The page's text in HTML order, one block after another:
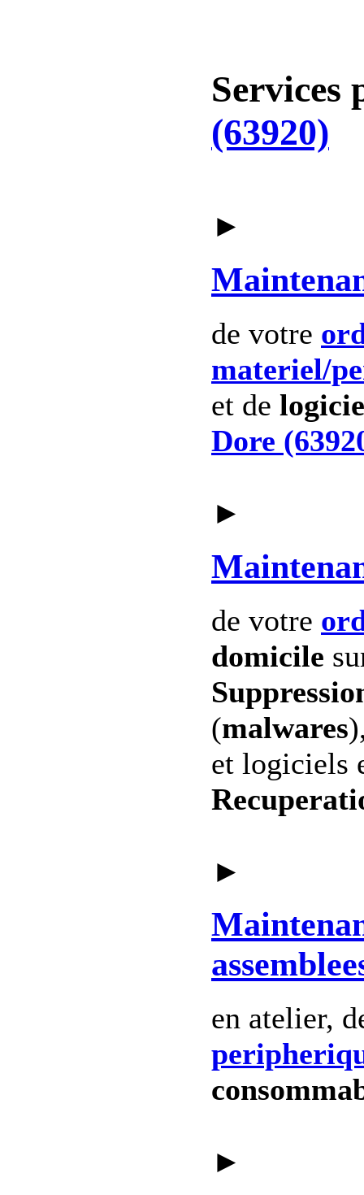
Services
(63920)
►
de votre
materiel/
et de
Dore
►
de votre
domicile
(malwares
et logiciels
►
en atelier,
►